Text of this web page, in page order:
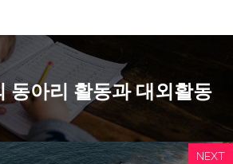
동아리 활동과 대외활동
NEXT